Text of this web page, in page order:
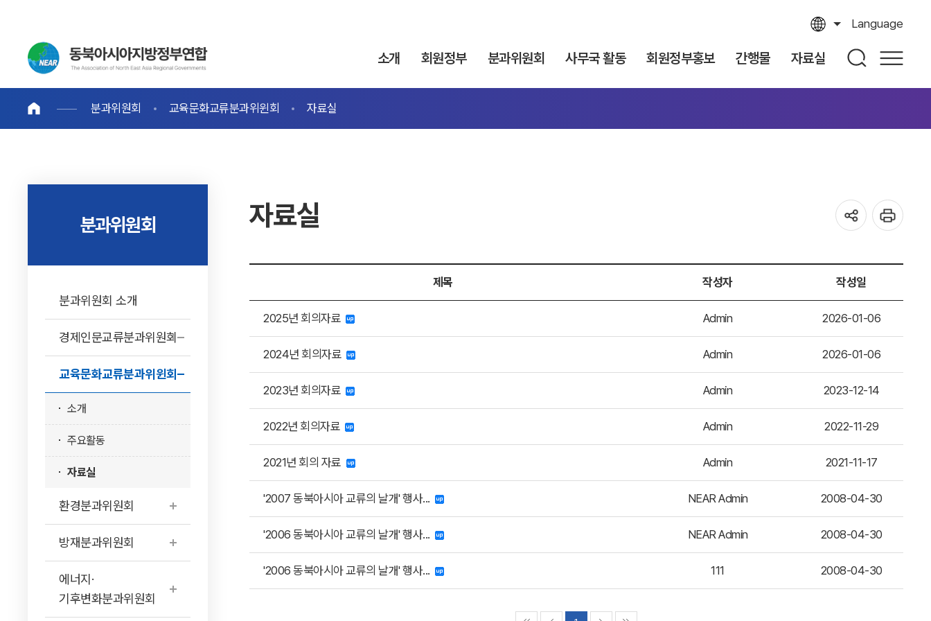
Language
소개 회원정부 분과위원회 사무국 활동 회원정부홍보 간행물 자료실
분과위원회 교육문화교류분과위윈회 자료실
분과위원회
분과위원회 소개
경제인문교류분과위원회
교육문화교류분과위윈회
소개
주요활동
자료실
환경분과위원회
방재분과위원회
에너지·
기후변화분과위원회
자료실
제목 작성자 작성일
2025년 회의자료 Admin 2026-01-06
2024년 회의자료 Admin 2026-01-06
2023년 회의자료 Admin 2023-12-14
2022년 회의자료 Admin 2022-11-29
2021년 회의 자료 Admin 2021-11-17
'2007 동북아시아 교류의 날개' 행사... NEAR Admin 2008-04-30
'2006 동북아시아 교류의 날개' 행사... NEAR Admin 2008-04-30
'2006 동북아시아 교류의 날개' 행사... 111 2008-04-30